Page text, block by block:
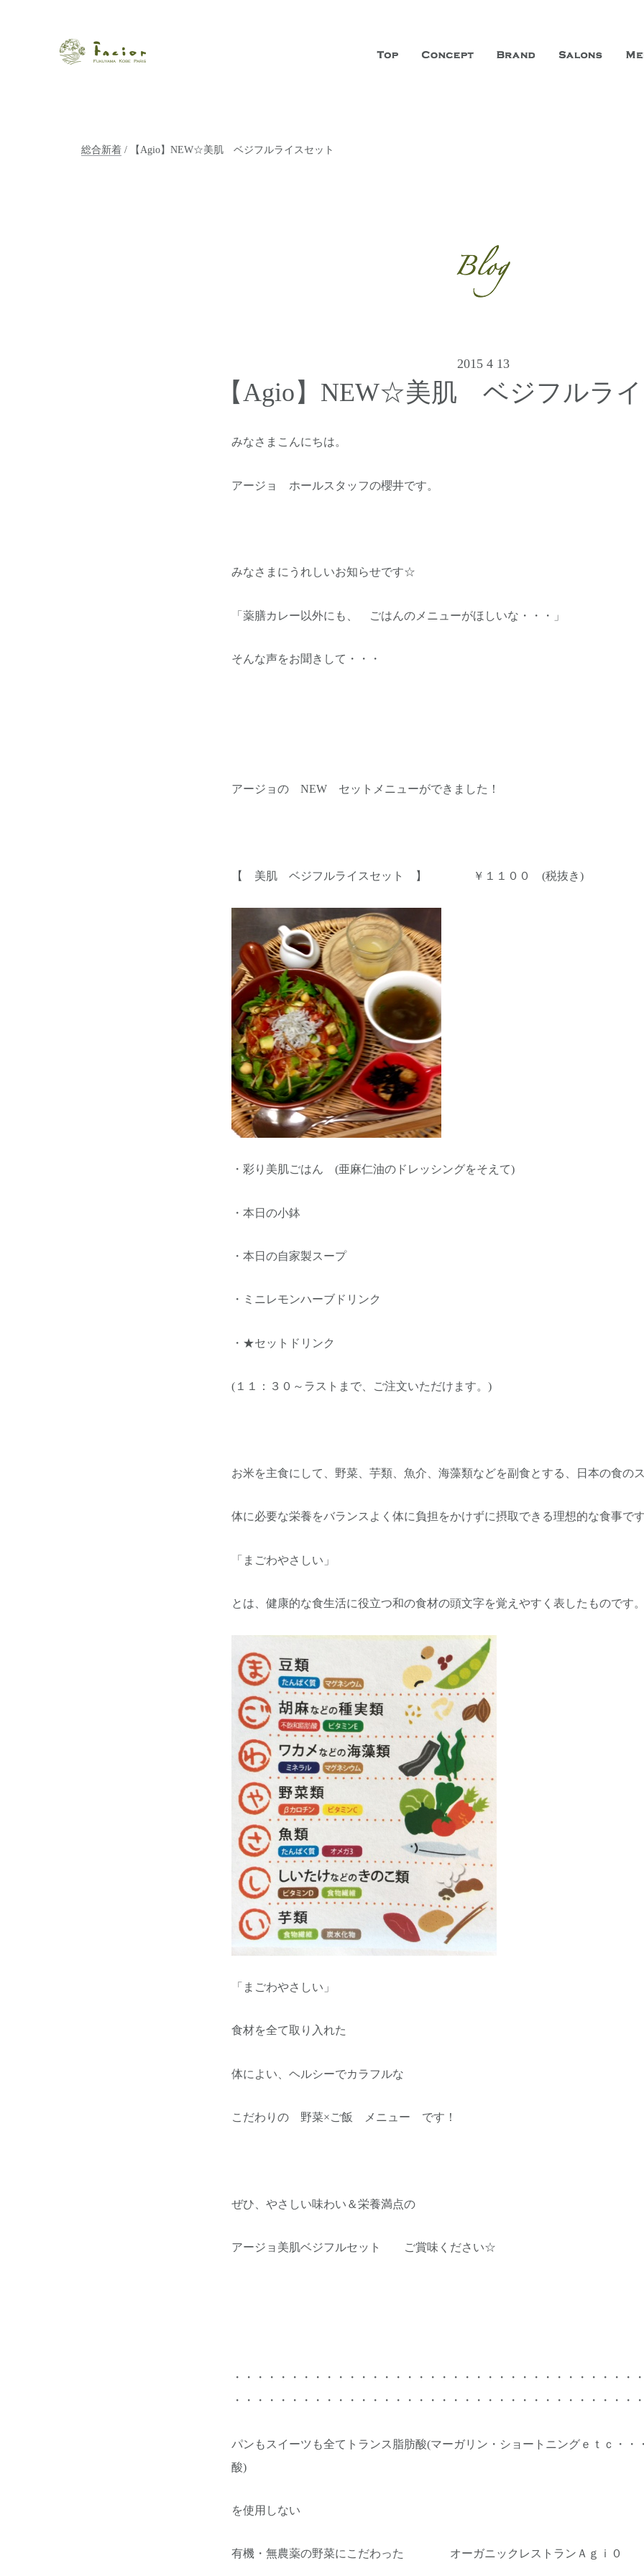
【福山・神戸・Paris】オーガニックエステサロン ファシオ
瀬戸内から世界に展開するエステサロン「ファシオール」。福山市に3店舗、神戸三宮に「神戸店」 パリサンジェルマン通りに「パリ店
ポジティブライフを応援します。オーガニックコスメ・商品にこだわり、内面から美しくなることを追求する「本物」の商品・技術・サー
総合新着 / 【Agio】NEW☆美肌 ベジフルライスセット
2015 4 13
【Agio】NEW☆美肌 ベジフルライ
みなさまこんにちは。
アージョ ホールスタッフの櫻井です。
みなさまにうれしいお知らせです☆
「薬膳カレー以外にも、 ごはんのメニューがほしいな・・・」
そんな声をお聞きして・・・
アージョの NEW セットメニューができました！
【 美肌 ベジフルライスセット 】 ￥１１００ (税抜き)
・彩り美肌ごはん (亜麻仁油のドレッシングをそえて)
・本日の小鉢
・本日の自家製スープ
・ミニレモンハーブドリンク
・★セットドリンク
(１１：３０～ラストまで、ご注文いただけます。)
お米を主食にして、野菜、芋類、魚介、海藻類などを副食とする、日本の食のス
体に必要な栄養をバランスよく体に負担をかけずに摂取できる理想的な食事です
「まごわやさしい」
とは、健康的な食生活に役立つ和の食材の頭文字を覚えやすく表したものです。
「まごわやさしい」
食材を全て取り入れた
体によい、ヘルシーでカラフルな
こだわりの 野菜×ご飯 メニュー です！
ぜひ、やさしい味わい＆栄養満点の
アージョ美肌ベジフルセット ご賞味ください☆
・・・・・・・・・・・・・・・・・・・・・・・・・・・・・・・・・・・
・・・・・・・・・・・・・・・・・・・・・・・・・・・・・・・・・・・・
パンもスイーツも全てトランス脂肪酸(マーガリン・ショートニングｅｔｃ・・
酸)
を使用しない
有機・無農薬の野菜にこだわった オーガニックレストランＡｇｉ０